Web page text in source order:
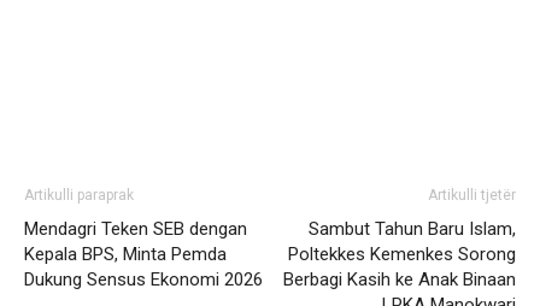
Artikulli paraprak
Mendagri Teken SEB dengan
Kepala BPS, Minta Pemda
Dukung Sensus Ekonomi 2026
Artikulli tjetër
Sambut Tahun Baru Islam,
Poltekkes Kemenkes Sorong
Berbagi Kasih ke Anak Binaan